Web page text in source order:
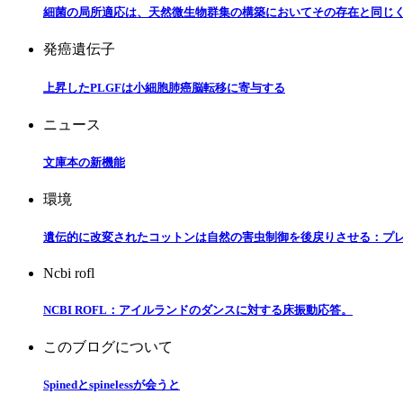
細菌の局所適応は、天然微生物群集の構築においてその存在と同じ
発癌遺伝子
上昇したPLGFは小細胞肺癌脳転移に寄与する
ニュース
文庫本の新機能
環境
遺伝的に改変されたコットンは自然の害虫制御を後戻りさせる：プ
Ncbi rofl
NCBI ROFL：アイルランドのダンスに対する床振動応答。
このブログについて
Spinedとspinelessが会うと